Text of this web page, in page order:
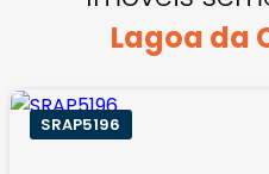
Lagoa da
SRAP5196